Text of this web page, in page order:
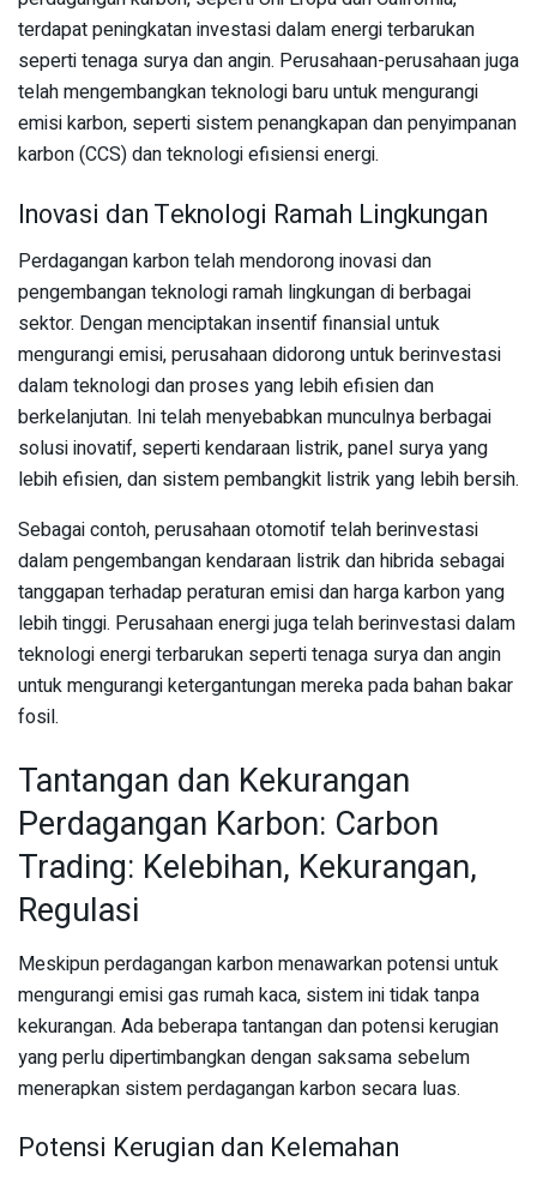
terdapat peningkatan investasi dalam energi terbarukan
seperti tenaga surya dan angin. Perusahaan-perusahaan juga
telah mengembangkan teknologi baru untuk mengurangi
emisi karbon, seperti sistem penangkapan dan penyimpanan
karbon (CCS) dan teknologi efisiensi energi.
Inovasi dan Teknologi Ramah Lingkungan
Perdagangan karbon telah mendorong inovasi dan
pengembangan teknologi ramah lingkungan di berbagai
sektor. Dengan menciptakan insentif finansial untuk
mengurangi emisi, perusahaan didorong untuk berinvestasi
dalam teknologi dan proses yang lebih efisien dan
berkelanjutan. Ini telah menyebabkan munculnya berbagai
solusi inovatif, seperti kendaraan listrik, panel surya yang
lebih efisien, dan sistem pembangkit listrik yang lebih bersih.
Sebagai contoh, perusahaan otomotif telah berinvestasi
dalam pengembangan kendaraan listrik dan hibrida sebagai
tanggapan terhadap peraturan emisi dan harga karbon yang
lebih tinggi. Perusahaan energi juga telah berinvestasi dalam
teknologi energi terbarukan seperti tenaga surya dan angin
untuk mengurangi ketergantungan mereka pada bahan bakar
fosil.
Tantangan dan Kekurangan
Perdagangan Karbon: Carbon
Trading: Kelebihan, Kekurangan,
Regulasi
Meskipun perdagangan karbon menawarkan potensi untuk
mengurangi emisi gas rumah kaca, sistem ini tidak tanpa
kekurangan. Ada beberapa tantangan dan potensi kerugian
yang perlu dipertimbangkan dengan saksama sebelum
menerapkan sistem perdagangan karbon secara luas.
Potensi Kerugian dan Kelemahan